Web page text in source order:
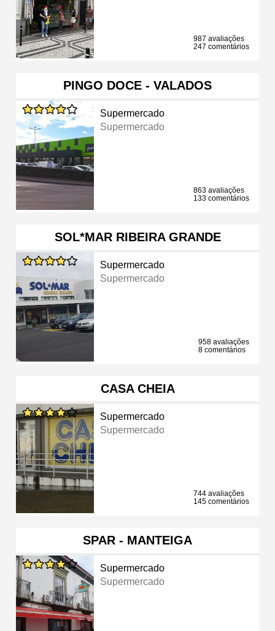
987 avaliações
247 comentários
PINGO DOCE - VALADOS
Supermercado
Supermercado
863 avaliações
133 comentários
SOL*MAR RIBEIRA GRANDE
Supermercado
Supermercado
958 avaliações
8 comentários
CASA CHEIA
Supermercado
Supermercado
744 avaliações
145 comentários
SPAR - MANTEIGA
Supermercado
Supermercado